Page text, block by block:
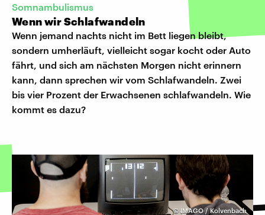
Somnambulismus
Wenn wir Schlafwandeln
Wenn jemand nachts nicht im Bett liegen bleibt,
sondern umherläuft, vielleicht sogar kocht oder Auto
fährt, und sich am nächsten Morgen nicht erinnern
kann, dann sprechen wir vom Schlafwandeln. Zwei
bis vier Prozent der Erwachsenen schlafwandeln. Wie
kommt es dazu?
©IMAGO / Kolvenbach